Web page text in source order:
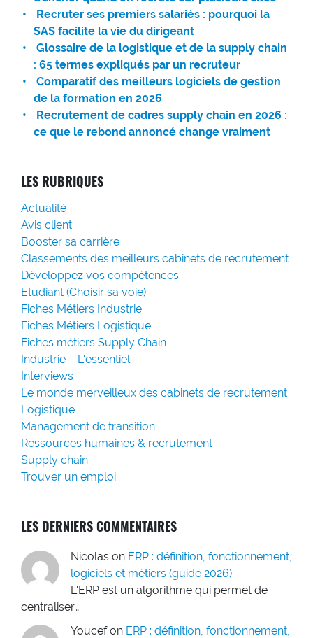
Recruter ses premiers salariés : pourquoi la
SAS facilite la vie du dirigeant
Glossaire de la logistique et de la supply chain
: 65 termes expliqués par un recruteur
Comparatif des meilleurs logiciels de gestion
de la formation en 2026
Recrutement de cadres supply chain en 2026 :
ce que le rebond annoncé change vraiment
LES RUBRIQUES
Actualité
Avis client
Booster sa carrière
Classements des meilleurs cabinets de recrutement
Développez vos compétences
Etudiant (Choisir sa voie)
Fiches Métiers Industrie
Fiches Métiers Logistique
Fiches métiers Supply Chain
Industrie – L'essentiel
Interviews
Le monde merveilleux des cabinets de recrutement
Logistique
Management de transition
Ressources humaines & recrutement
Supply chain
Trouver un emploi
LES DERNIERS COMMENTAIRES
Nicolas on ERP : définition, fonctionnement,
logiciels et métiers (guide 2026)
L'ERP est un algorithme qui permet de
centraliser…
Youcef on ERP : définition, fonctionnement,